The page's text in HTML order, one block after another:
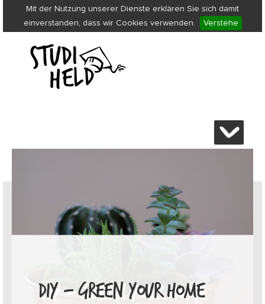
Mit der Nutzung unserer Dienste erklären Sie sich damit
einverstanden, dass wir Cookies verwenden.
Verstehe
DIY – GREEN YOUR HOME